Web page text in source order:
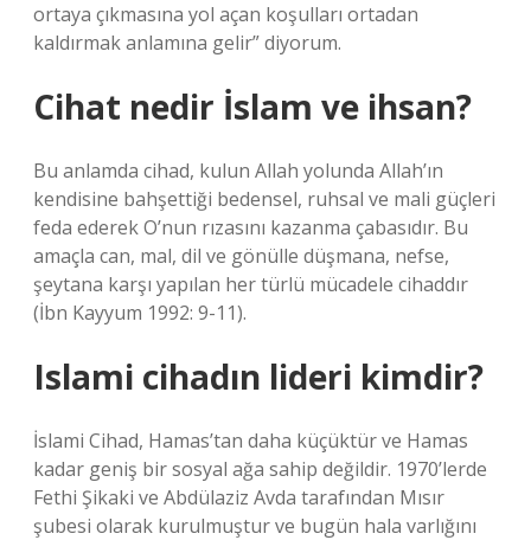
ortaya çıkmasına yol açan koşulları ortadan
kaldırmak anlamına gelir” diyorum.
Cihat nedir İslam ve ihsan?
Bu anlamda cihad, kulun Allah yolunda Allah’ın
kendisine bahşettiği bedensel, ruhsal ve mali güçleri
feda ederek O’nun rızasını kazanma çabasıdır. Bu
amaçla can, mal, dil ve gönülle düşmana, nefse,
şeytana karşı yapılan her türlü mücadele cihaddır
(İbn Kayyum 1992: 9-11).
Islami cihadın lideri kimdir?
İslami Cihad, Hamas’tan daha küçüktür ve Hamas
kadar geniş bir sosyal ağa sahip değildir. 1970’lerde
Fethi Şikaki ve Abdülaziz Avda tarafından Mısır
şubesi olarak kurulmuştur ve bugün hala varlığını